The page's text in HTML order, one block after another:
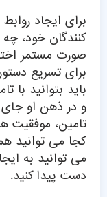
برای ایجاد
کنندگان خود،
صورت مستمر
برای تسریع
باید بتوانید با
و در ذهن او جای
تامین، موفقیت
کجا می توانید
می توانید به
دست پیدا کنید.